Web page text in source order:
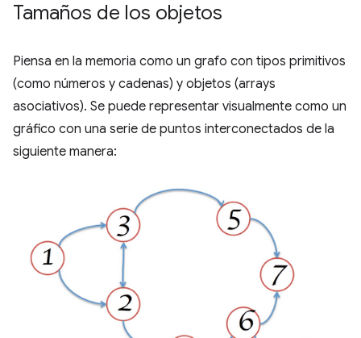
Tamaños de los objetos
Piensa en la memoria como un grafo con tipos primitivos
(como números y cadenas) y objetos (arrays
asociativos). Se puede representar visualmente como un
gráfico con una serie de puntos interconectados de la
siguiente manera: